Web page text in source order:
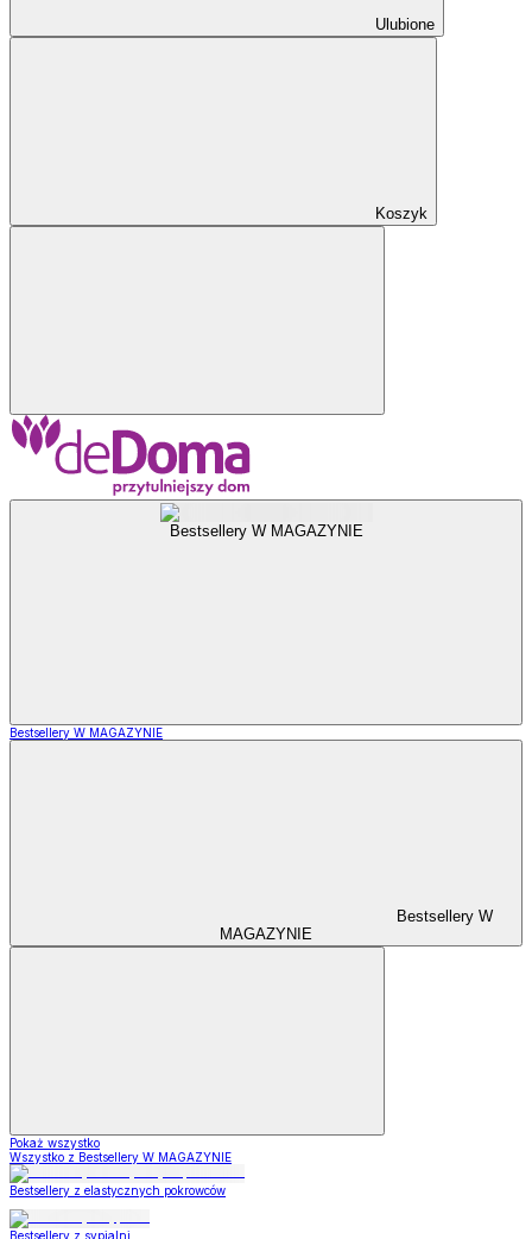
Ulubione
Koszyk
Bestsellery W MAGAZYNIE
Bestsellery W MAGAZYNIE
Bestsellery W
MAGAZYNIE
Pokaż wszystko
Wszystko z Bestsellery W MAGAZYNIE
Bestsellery z elastycznych pokrowców
Bestsellery z sypialni